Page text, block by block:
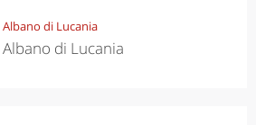
Albano di Lucania
Albano di Lucania